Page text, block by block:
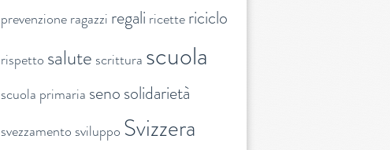
prevenzioneragazzi regali ricettericiclo
rispetto salute scrittura scuola
scuola primaria senosolidarietà
svezzamento sviluppo Svizzera